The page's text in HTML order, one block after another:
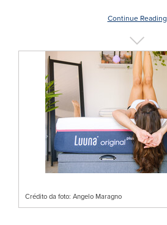
Continue Reading
Crédito da foto: Angelo Maragno